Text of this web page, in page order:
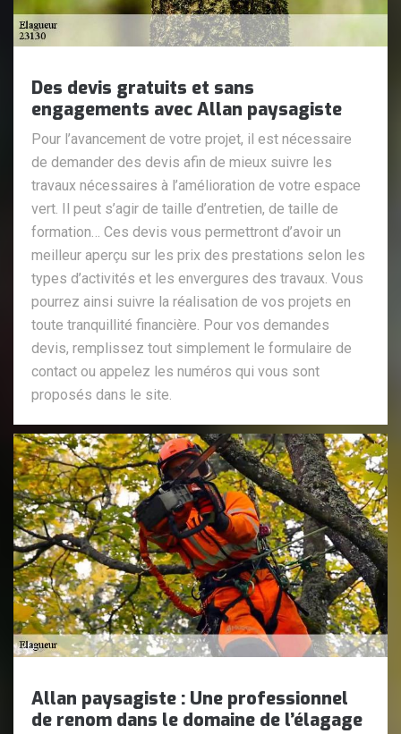
Des devis gratuits et sans
engagements avec Allan paysagiste
Pour l’avancement de votre projet, il est nécessaire
de demander des devis afin de mieux suivre les
travaux nécessaires à l’amélioration de votre espace
vert. Il peut s’agir de taille d’entretien, de taille de
formation… Ces devis vous permettront d’avoir un
meilleur aperçu sur les prix des prestations selon les
types d’activités et les envergures des travaux. Vous
pourrez ainsi suivre la réalisation de vos projets en
toute tranquillité financière. Pour vos demandes
devis, remplissez tout simplement le formulaire de
contact ou appelez les numéros qui vous sont
proposés dans le site.
Allan paysagiste : Une professionnel
de renom dans le domaine de l’élagage